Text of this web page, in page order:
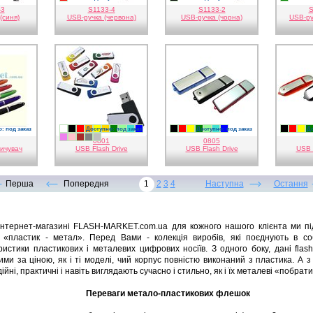
S1133-4
USB-ручка (червона)
S1133-2
USB-ручка (чорна)
USB-
под заказ
0801
USB Flash Drive
білий
чорний
червоний
помаранчевий
жовтий
золотистий
зелений
світло-
блакитний
синій
фіолетовий
рожевий
коричневий
сірийсрібло
Доступно: под заказ
0805
USB Flash Drive
чорний
червоний
жовтий
зелений
світло-
зелений
блакитний
синій
Доступно: под заказ
USB
Перша Попередня 1 2 3 4 Наступна Остання
магазині FLASH-MARKET.com.ua для кожного нашого клієнта ми
- метал». Перед Вами - колекція виробів, які поєднують в
пластикових і металевих цифрових носіїв. З одного боку, дані
за ціною, як і ті моделі, чий корпус повністю виконаний з пластика. А
практичні і навіть виглядають сучасно і стильно, як і їх металеві
Переваги метало-пластикових флешок